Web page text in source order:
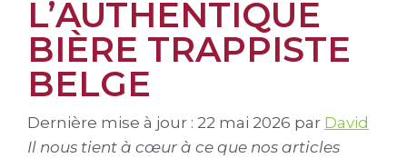
L’AUTHENTIQUE
BIÈRE TRAPPISTE
BELGE
Dernière mise à jour : 22 mai 2026 par David
Il nous tient à cœur à ce que nos articles